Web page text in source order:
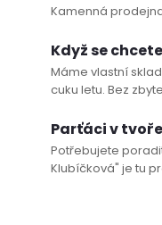
Kamenná
Když se
Máme vlastní
cuku letu. Bez
Parťáci v
Potřebujete
Klubíčková" je tu